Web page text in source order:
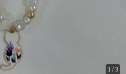
1 /3